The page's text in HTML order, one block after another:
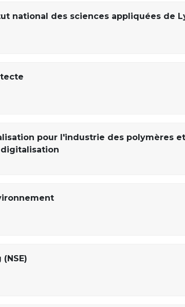
national des sciences appliquées de
pour l'industrie des polymères